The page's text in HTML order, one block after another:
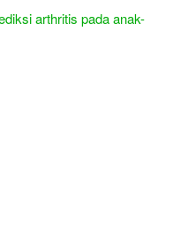
arthritis pada anak-